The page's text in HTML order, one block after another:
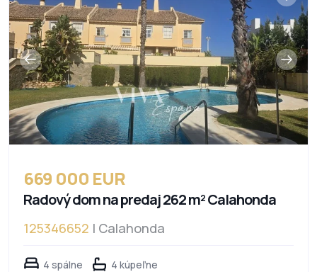
669 000 EUR
Radový dom na predaj 262 m² Calahonda
125346652 | Calahonda
4 spálne
4 kúpeľne